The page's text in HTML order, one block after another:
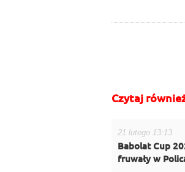
Czytaj
21 lutego 13:13
Babolat Cup
fruwały w